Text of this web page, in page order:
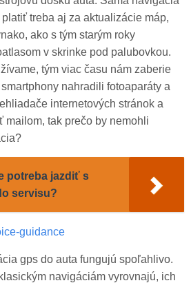
treba aj za aktualizácie máp,
ako s tým starým roky
v skrinke pod palubovkou.
tým viac času nám zaberie
nahradili fotoaparáty a
internetových stránok a
mailom, tak prečo by nemohli
potreba jazdiť s
servisu?
gps do auta fungujú spoľahlivo.
navigáciám vyrovnajú, ich